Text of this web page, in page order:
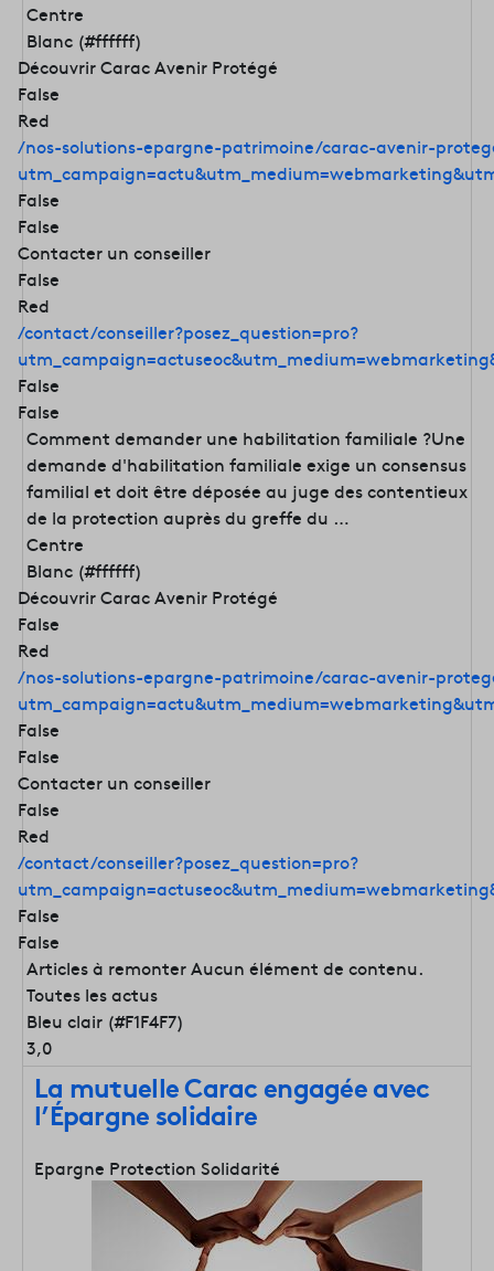
Centre
Blanc (#ffffff)
Découvrir Carac Avenir Protégé
False
Red
/nos-solutions-epargne-patrimoine/carac-avenir-
False
False
Contacter un conseiller
False
Red
/contact/conseiller?posez_question=pro?
False
False
Comment demander une habilitation familiale ?Une
demande d'habilitation familiale exige un consensus
familial et doit être déposée au juge des contentieux
de la protection auprès du greffe du …
Centre
Blanc (#ffffff)
Découvrir Carac Avenir Protégé
False
Red
/nos-solutions-epargne-patrimoine/carac-avenir-
False
False
Contacter un conseiller
False
Red
/contact/conseiller?posez_question=pro?
False
False
Articles à remonter Aucun élément de contenu.
Toutes les actus
Bleu clair (#F1F4F7)
3,0
La mutuelle Carac engagée avec
l’Épargne solidaire
Epargne Protection Solidarité